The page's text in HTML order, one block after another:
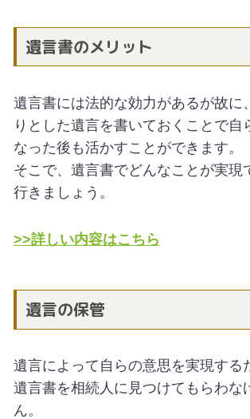
遺言書のメリット
遺言書には法的な効力があるが故に
りとした遺言を書いておくことで自
なった後も活かすことができます。
そこで、遺言書でどんなことが実現
行きましょう。
>>詳しい内容はこちら
遺言の保管
遺言によって自らの意思を実現する
遺言書を相続人に見つけてもらわな
ん。